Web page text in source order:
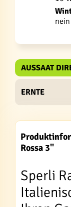
nein
AUSSAAT
ERNTE
Rossa 3"
Sperli